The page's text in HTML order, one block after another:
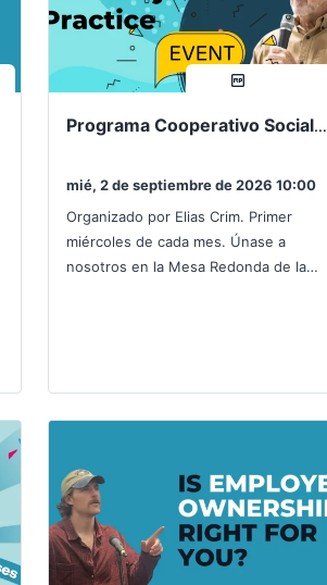
compartir
Programa Cooperativo Social: Comunidad de Práctica
mié, 2 de septiembre de 2026 10:00
Organizado por Elias Crim. Primer
miércoles de cada mes. Únase a
nosotros en la Mesa Redonda de la